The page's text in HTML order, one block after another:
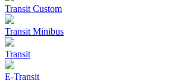
Transit Custom
Transit Minibus
Transit
E-Transit